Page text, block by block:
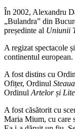
În 2002, Alexandru
„Bulandra” din
președinte al Uniunii
A regizat spectacole
continentul european.
A fost distins cu
Ofițer, Ordinul
Ordinul Artelor și
A fost căsătorit cu
Maria Mium, cu care